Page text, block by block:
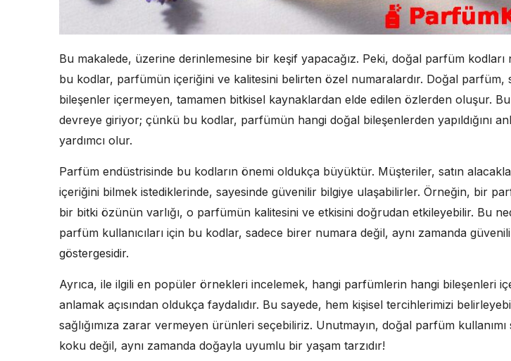
Bu makalede, üzerine derinlemesine bir keşif yapacağız. Peki, doğal parfüm kodları
bu kodlar, parfümün içeriğini ve kalitesini belirten özel numaralardır. Doğal parfüm,
bileşenler içermeyen, tamamen bitkisel kaynaklardan elde edilen özlerden oluşur.
devreye giriyor; çünkü bu kodlar, parfümün hangi doğal bileşenlerden yapıldığını
yardımcı olur.
Parfüm endüstrisinde bu kodların önemi oldukça büyüktür. Müşteriler, satın
içeriğini bilmek istediklerinde, sayesinde güvenilir bilgiye ulaşabilirler. Örneğin, bir
bir bitki özünün varlığı, o parfümün kalitesini ve etkisini doğrudan etkileyebilir. Bu
parfüm kullanıcıları için bu kodlar, sadece birer numara değil, aynı zamanda
göstergesidir.
Ayrıca, ile ilgili en popüler örnekleri incelemek, hangi parfümlerin hangi bileşenleri
anlamak açısından oldukça faydalıdır. Bu sayede, hem kişisel tercihlerimizi
sağlığımıza zarar vermeyen ürünleri seçebiliriz. Unutmayın, doğal parfüm
koku değil, aynı zamanda doğayla uyumlu bir yaşam tarzıdır!